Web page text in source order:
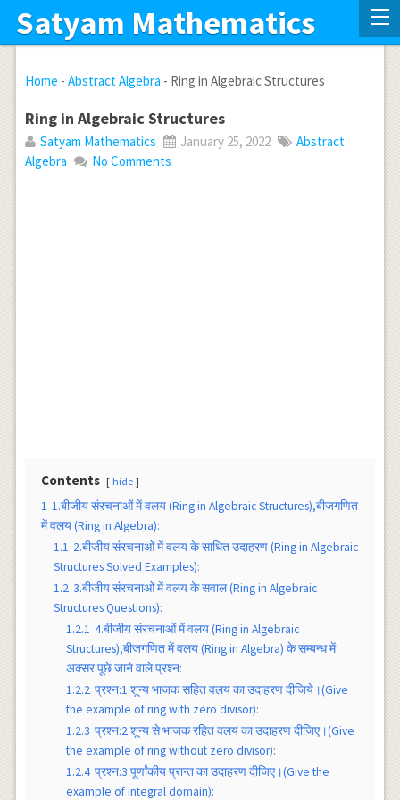
Satyam Mathematics
Home - Abstract Algebra - Ring in Algebraic Structures
Ring in Algebraic Structures
Satyam Mathematics January 25, 2022
Abstract
Algebra
No Comments
Contents hide
1 1.बीजीय संरचनाओं में वलय (Ring in Algebraic Structures),बीजगणित
में वलय (Ring in Algebra):
1.1 2.बीजीय संरचनाओं में वलय के साधित उदाहरण (Ring in Algebraic
Structures Solved Examples):
1.2 3.बीजीय संरचनाओं में वलय के सवाल (Ring in Algebraic
Structures Questions):
1.2.1 4.बीजीय संरचनाओं में वलय (Ring in Algebraic
Structures),बीजगणित में वलय (Ring in Algebra) के सम्बन्ध में
अक्सर पूछे जाने वाले प्रश्न:
1.2.2 प्रश्न:1.शून्य भाजक सहित वलय का उदाहरण दीजिये।(Give
the example of ring with zero divisor):
1.2.3 प्रश्न:2.शून्य से भाजक रहित वलय का उदाहरण दीजिए।(Give
the example of ring without zero divisor):
1.2.4 प्रश्न:3.पूर्णांकीय प्रान्त का उदाहरण दीजिए।(Give the
example of integral domain):